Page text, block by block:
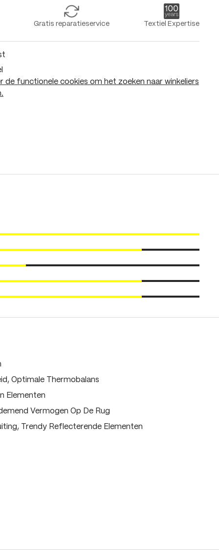
Gratis reparatieservice Textiel Expertise
de functionele cookies om het zoeken naar winkeliers
Optimale Thermobalans
Elementen
Vermogen Op De Rug
Trendy Reflecterende Elementen